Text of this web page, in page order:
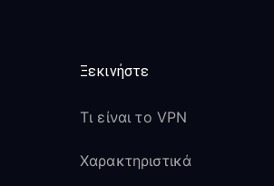
Ξεκινήστε
Τι είναι το VPN
Χαρακτηριστικά